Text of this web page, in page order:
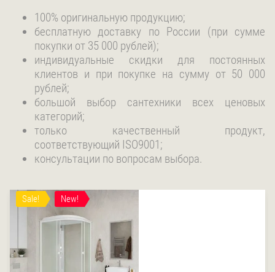
100% оригинальную продукцию;
бесплатную доставку по России (при сумме
покупки от 35 000 рублей);
индивидуальные скидки для постоянных
клиентов и при покупке на сумму от 50 000
рублей;
большой выбор сантехники всех ценовых
категорий;
только качественный продукт,
соответствующий ISO9001;
консультации по вопросам выбора.
Sale! New!